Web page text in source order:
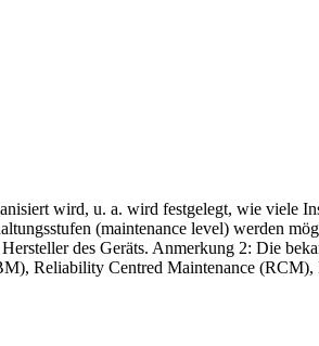
wird, u. a. wird festgelegt, wie viele
(maintenance level) werden
des Geräts. Anmerkung 2: Die
Reliability Centred Maintenance